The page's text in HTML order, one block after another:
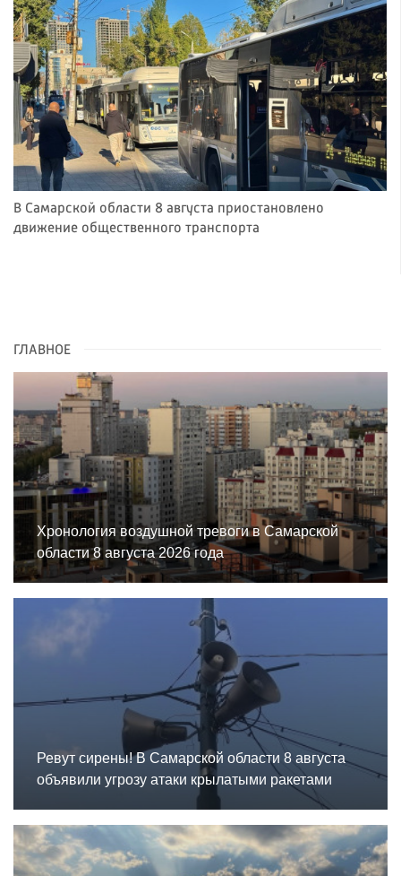
В Самарской области 8 августа приостановлено
движение общественного транспорта
ГЛАВНОЕ
Хронология воздушной тревоги в Самарской
области 8 августа 2026 года
Ревут сирены! В Самарской области 8 августа
объявили угрозу атаки крылатыми ракетами